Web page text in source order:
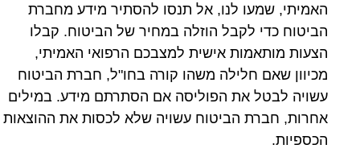
האמיתי, שמעו לנו, אל תנסו להסתיר מידע מחברת
הביטוח כדי לקבל הוזלה במחיר של הביטוח. קבלו
הצעות מותאמות אישית למצבכם הרפואי האמיתי,
מכיוון שאם חלילה משהו קורה בחו"ל, חברת הביטוח
עשויה לבטל את הפוליסה אם הסתרתם מידע. במילים
אחרות, חברת הביטוח עשויה שלא לכסות את ההוצאות
הכספיות.